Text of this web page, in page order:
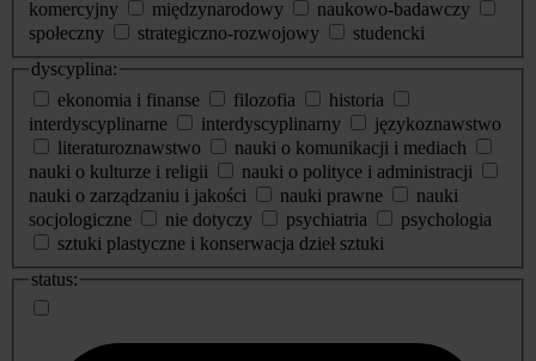
komercyjny
międzynarodowy
naukowo-badawczy
społeczny
strategiczno-rozwojowy
studencki
dyscyplina:
ekonomia i finanse
filozofia
historia
interdyscyplinarne
interdyscyplinarny
językoznawstwo
literaturoznawstwo
nauki o komunikacji i mediach
nauki o kulturze i religii
nauki o polityce i administracji
nauki o zarządzaniu i jakości
nauki prawne
nauki
socjologiczne
nie dotyczy psychiatria
psychologia
sztuki plastyczne i konserwacja dzieł sztuki
status: